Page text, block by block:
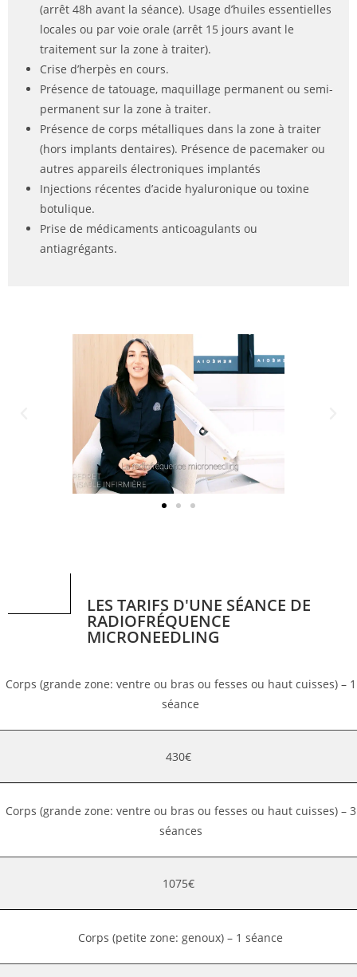
(arrêt 48h avant la séance). Usage d’huiles essentielles
locales ou par voie orale (arrêt 15 jours avant le
traitement sur la zone à traiter).
Crise d’herpès en cours.
Présence de tatouage, maquillage permanent ou semi-
permanent sur la zone à traiter.
Présence de corps métalliques dans la zone à traiter
(hors implants dentaires). Présence de pacemaker ou
autres appareils électroniques implantés
Injections récentes d’acide hyaluronique ou toxine
botulique.
Prise de médicaments anticoagulants ou
antiagrégants.
LES TARIFS D'UNE SÉANCE DE
RADIOFRÉQUENCE
MICRONEEDLING
Corps (grande zone: ventre ou bras ou fesses ou haut cuisses) – 1
séance
430€
Corps (grande zone: ventre ou bras ou fesses ou haut cuisses) – 3
séances
1075€
Corps (petite zone: genoux) – 1 séance